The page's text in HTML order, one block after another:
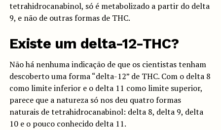
tetrahidrocanabinol, só é metabolizado a partir do delta
9, e não de outras formas de THC.
Existe um delta-12-THC?
Não há nenhuma indicação de que os cientistas tenham
descoberto uma forma “delta-12” de THC. Com o delta 8
como limite inferior e o delta 11 como limite superior,
parece que a natureza só nos deu quatro formas
naturais de tetrahidrocanabinol: delta 8, delta 9, delta
10 e o pouco conhecido delta 11.